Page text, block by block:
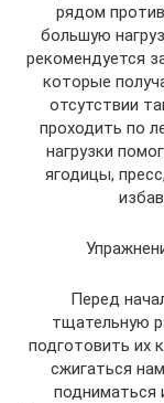
рядом
большую
рекомендуется
которые
отсутствии
проходить по
нагрузки
ягодицы,
Перед
тщательную
подготовить их
сжигаться
подниматься